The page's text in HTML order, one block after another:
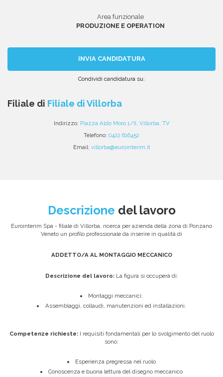
Area funzionale
PRODUZIONE E OPERATION
INVIA CANDIDATURA
Condividi candidatura su:
email
Facebook
Twitter
Linkedin
WhatsApp
Filiale di Filiale di Villorba
Indirizzo: Piazza Aldo Moro 1/II, Villorba, TV
Telefono: 0422 616452
Email: villorba@eurointerim.it
Descrizione del lavoro
Eurointerim Spa - filiale di Villorba, ricerca per azienda della zona di Ponzano
Veneto un profilo professionale da inserire in qualità di
ADDETTO/A AL MONTAGGIO MECCANICO
Descrizione del lavoro:La figura si occuperà di:
Montaggi meccanici;
Assemblaggi, collaudi, manutenzioni ed installazioni.
Competenze richieste:I requisiti fondamentali per lo svolgimento del ruolo
sono:
Esperienza pregressa nel ruolo
Conoscenza e buona lettura del disegno meccanico